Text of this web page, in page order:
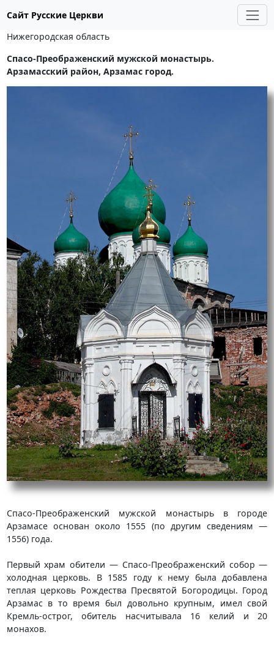
Сайт Русские Церкви
Нижегородская область
Спасо-Преображенский мужской монастырь.
Арзамасский район, Арзамас город.
Спасо-Преображенский мужской монастырь в городе
Арзамасе основан около 1555 (по другим сведениям —
1556) года.
Первый храм обители — Спасо-Преображенский собор —
холодная церковь. В 1585 году к нему была добавлена
теплая церковь Рождества Пресвятой Богородицы. Город
Арзамас в то время был довольно крупным, имел свой
Кремль-острог, обитель насчитывала 16 келий и 20
монахов.